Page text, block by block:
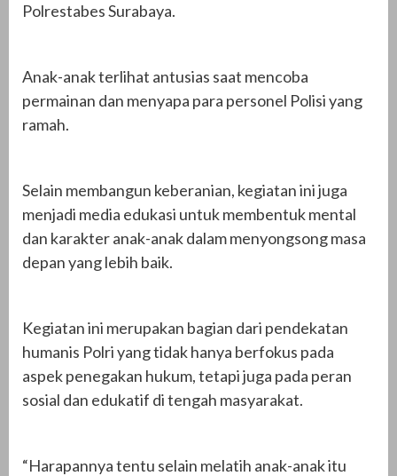
Polrestabes Surabaya.
Anak-anak terlihat antusias saat mencoba
permainan dan menyapa para personel Polisi yang
ramah.
Selain membangun keberanian, kegiatan ini juga
menjadi media edukasi untuk membentuk mental
dan karakter anak-anak dalam menyongsong masa
depan yang lebih baik.
Kegiatan ini merupakan bagian dari pendekatan
humanis Polri yang tidak hanya berfokus pada
aspek penegakan hukum, tetapi juga pada peran
sosial dan edukatif di tengah masyarakat.
“Harapannya tentu selain melatih anak-anak itu